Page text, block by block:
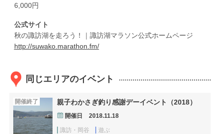
6,000円
公式サイト
秋の諏訪湖を走ろう！｜諏訪湖マラソン公式ホームページ
http://suwako.marathon.fm/
同じエリアのイベント
開催終了 親子わかさぎ釣り感謝デーイベント（2018）
開催日 2018.11.18
諏訪・岡谷 遊ぶ